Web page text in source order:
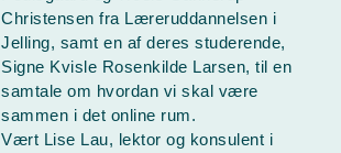
Christensen fra Læreruddannelsen i
Jelling, samt en af deres studerende,
Signe Kvisle Rosenkilde Larsen, til en
samtale om hvordan vi skal være
sammen i det online rum.
Vært Lise Lau, lektor og konsulent i